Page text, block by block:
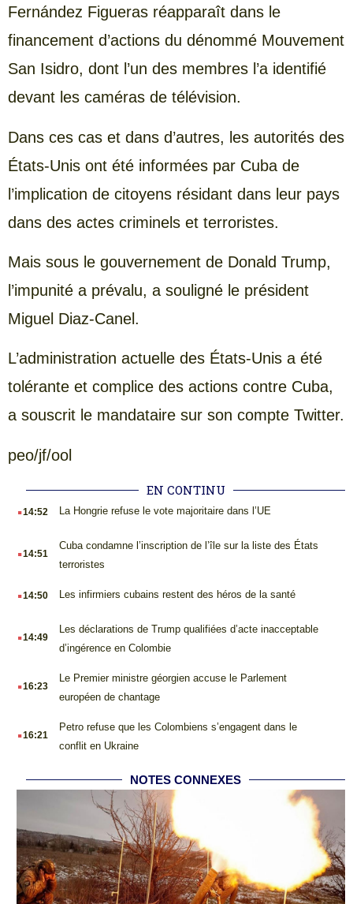
Fernández Figueras réapparaît dans le
financement d’actions du dénommé Mouvement
San Isidro, dont l’un des membres l’a identifié
devant les caméras de télévision.
Dans ces cas et dans d’autres, les autorités des
États-Unis ont été informées par Cuba de
l’implication de citoyens résidant dans leur pays
dans des actes criminels et terroristes.
Mais sous le gouvernement de Donald Trump,
l’impunité a prévalu, a souligné le président
Miguel Diaz-Canel.
L’administration actuelle des États-Unis a été
tolérante et complice des actions contre Cuba,
a souscrit le mandataire sur son compte Twitter.
peo/jf/ool
EN CONTINU
.14:52 La Hongrie refuse le vote majoritaire dans l’UE
.14:51
Cuba condamne l’inscription de l’île sur la liste des États
terroristes
.14:50 Les infirmiers cubains restent des héros de la santé
.14:49
Les déclarations de Trump qualifiées d’acte inacceptable
d’ingérence en Colombie
.16:23
Le Premier ministre géorgien accuse le Parlement
européen de chantage
.16:21
Petro refuse que les Colombiens s’engagent dans le
conflit en Ukraine
NOTES CONNEXES